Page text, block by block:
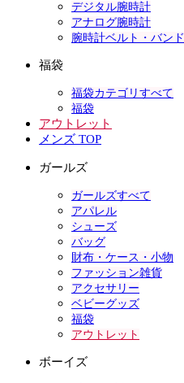
デジタル腕時計
アナログ腕時計
腕時計ベルト・バンド
福袋
福袋カテゴリすべて
福袋
アウトレット
メンズ TOP
ガールズ
ガールズすべて
アパレル
シューズ
バッグ
財布・ケース・小物
ファッション雑貨
アクセサリー
ベビーグッズ
福袋
アウトレット
ボーイズ